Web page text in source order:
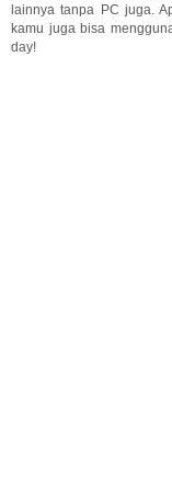
lainnya tanpa PC juga.
kamu juga bisa
day!